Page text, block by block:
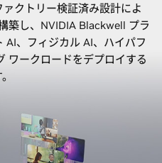
クトリー検証済み設計によ
築し、NVIDIA Blackwell プラ
AI、フィジカル AI、ハイパフ
ワークロードをデプロイする